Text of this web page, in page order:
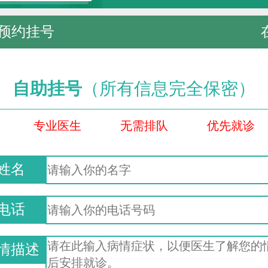
约挂号
自助挂号 （所有信息完全保密）
专业医生 无需排队 优先就诊
名
话
描述